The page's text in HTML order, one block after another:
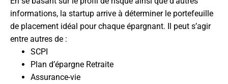
informations, la startup arrive à déterminer le portefeuille
de placement idéal pour chaque épargnant. Il peut s’agir
entre autres de :
SCPI
Plan d’épargne Retraite
Assurance-vie